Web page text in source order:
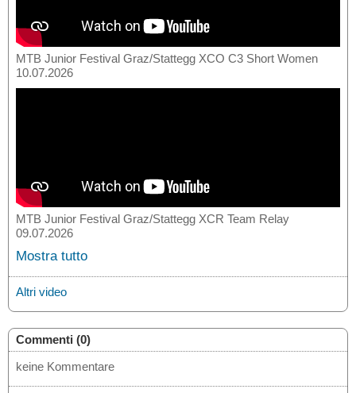
MTB Junior Festival Graz/Stattegg XCO C3 Short Women
10.07.2026
MTB Junior Festival Graz/Stattegg XCR Team Relay
09.07.2026
Mostra tutto
Altri video
Commenti (0)
keine Kommentare